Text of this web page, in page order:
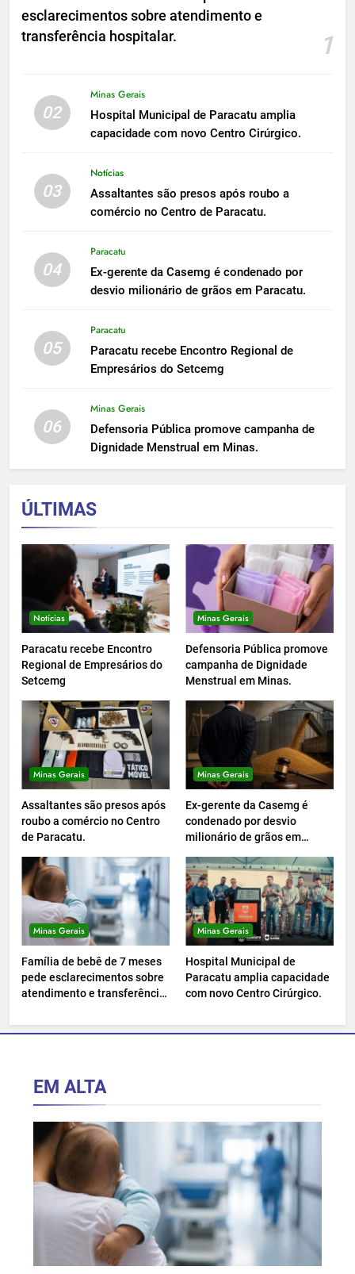
esclarecimentos sobre atendimento e
transferência hospitalar.
1
02
Minas Gerais
Hospital Municipal de Paracatu amplia
capacidade com novo Centro Cirúrgico.
03
Notícias
Assaltantes são presos após roubo a
comércio no Centro de Paracatu.
04
Paracatu
Ex-gerente da Casemg é condenado por
desvio milionário de grãos em Paracatu.
05
Paracatu
Paracatu recebe Encontro Regional de
Empresários do Setcemg
06
Minas Gerais
Defensoria Pública promove campanha de
Dignidade Menstrual em Minas.
ÚLTIMAS
Notícias
Paracatu recebe Encontro
Regional de Empresários do
Setcemg
Minas Gerais
Defensoria Pública promove
campanha de Dignidade
Menstrual em Minas.
Minas Gerais
Assaltantes são presos após
roubo a comércio no Centro
de Paracatu.
Minas Gerais
Ex-gerente da Casemg é
condenado por desvio
milionário de grãos em
Minas Gerais
Família de bebê de 7 meses
pede esclarecimentos sobre
atendimento e transferência
Minas Gerais
Hospital Municipal de
Paracatu amplia capacidade
com novo Centro Cirúrgico.
EM ALTA